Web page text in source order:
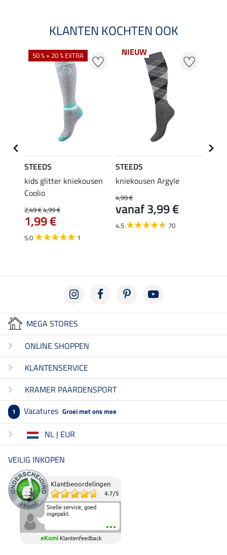
KLANTEN KOCHTEN OOK
50 % + 20 % EXTRA
STEEDS
kids glitter kniekousen
Coolio
2,49 €4,99 €
1,99 €
5.0 1
NIEUW
STEEDS
kniekousen Argyle
4,99 €
vanaf 3,99 €
4.5 70
MEGA STORES
ONLINE SHOPPEN
KLANTENSERVICE
KRAMER PAARDENSPORT
1 Vacatures Groei met ons mee
NL | EUR
VEILIG INKOPEN
Klantbeoordelingen
4.7/5
Snelle service, goed
ingepakt.
eKomi Klantenfeedback